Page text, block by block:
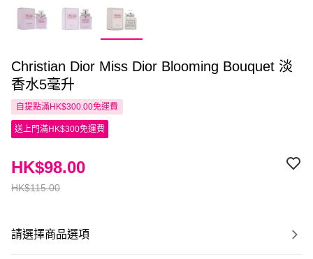
Christian Dior Miss Dior Blooming Bouquet 淡
香水5毫升
自提點滿HK$300.00免運費
送上門滿HK$300免運費
HK$115.00
HK$98.00
請選擇商品選項